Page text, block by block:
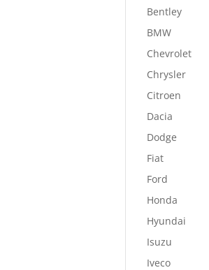
Bentley
BMW
Chevrolet
Chrysler
Citroen
Dacia
Dodge
Fiat
Ford
Honda
Hyundai
Isuzu
Iveco